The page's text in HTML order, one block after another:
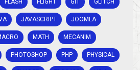
FLASH FLIGHT GIT GLITCH
JAVASCRIPT JOOMLA
MATH MECANIM
PHOTOSHOP PHP PHYSICAL